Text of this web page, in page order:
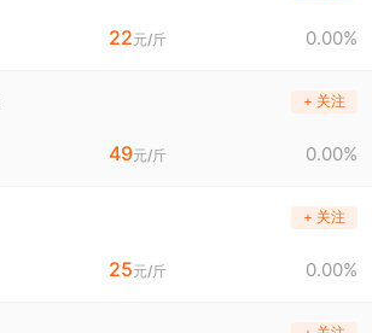
22元/斤 0.00%
+ 关注
49元/斤 0.00%
+ 关注
25元/斤 0.00%